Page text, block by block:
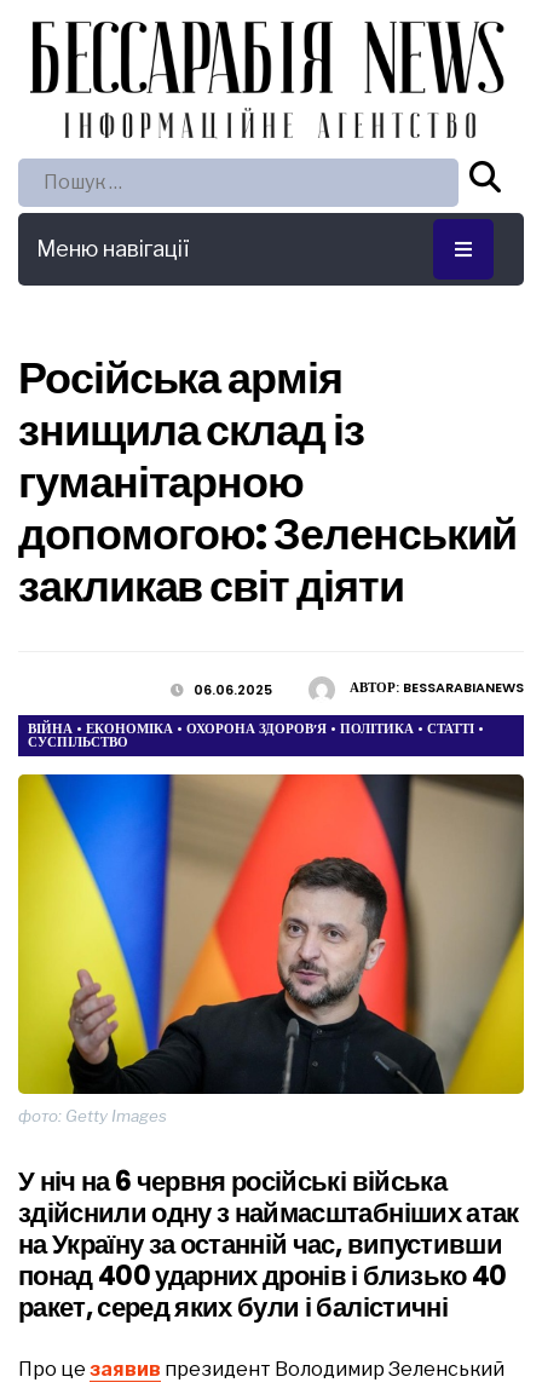
Пошук:
Меню навігації
Російська армія
знищила склад із
гуманітарною
допомогою: Зеленський
закликав світ діяти
АВТОР: BESSARABIANEWS
06.06.2025
ВІЙНА • ЕКОНОМІКА • ОХОРОНА ЗДОРОВ’Я • ПОЛІТИКА • СТАТТІ •
СУСПІЛЬСТВО
фото: Getty Images
У ніч на 6 червня російські війська
здійснили одну з наймасштабніших атак
на Україну за останній час, випустивши
понад 400 ударних дронів і близько 40
ракет, серед яких були і балістичні
Про це заявив президент Володимир Зеленський